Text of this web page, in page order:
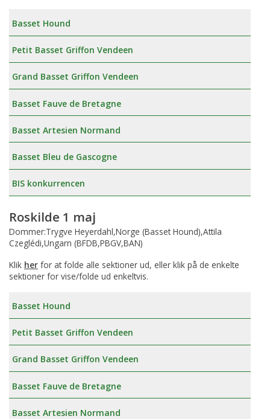
Basset Hound
Petit Basset Griffon Vendeen
Grand Basset Griffon Vendeen
Basset Fauve de Bretagne
Basset Artesien Normand
Basset Bleu de Gascogne
BIS konkurrencen
Roskilde 1 maj
Dommer:Trygve Heyerdahl,Norge (Basset Hound),Attila
Czeglédi,Ungarn (BFDB,PBGV,BAN)
Klik her for at folde alle sektioner ud, eller klik på de enkelte
sektioner for vise/folde ud enkeltvis.
Basset Hound
Petit Basset Griffon Vendeen
Grand Basset Griffon Vendeen
Basset Fauve de Bretagne
Basset Artesien Normand